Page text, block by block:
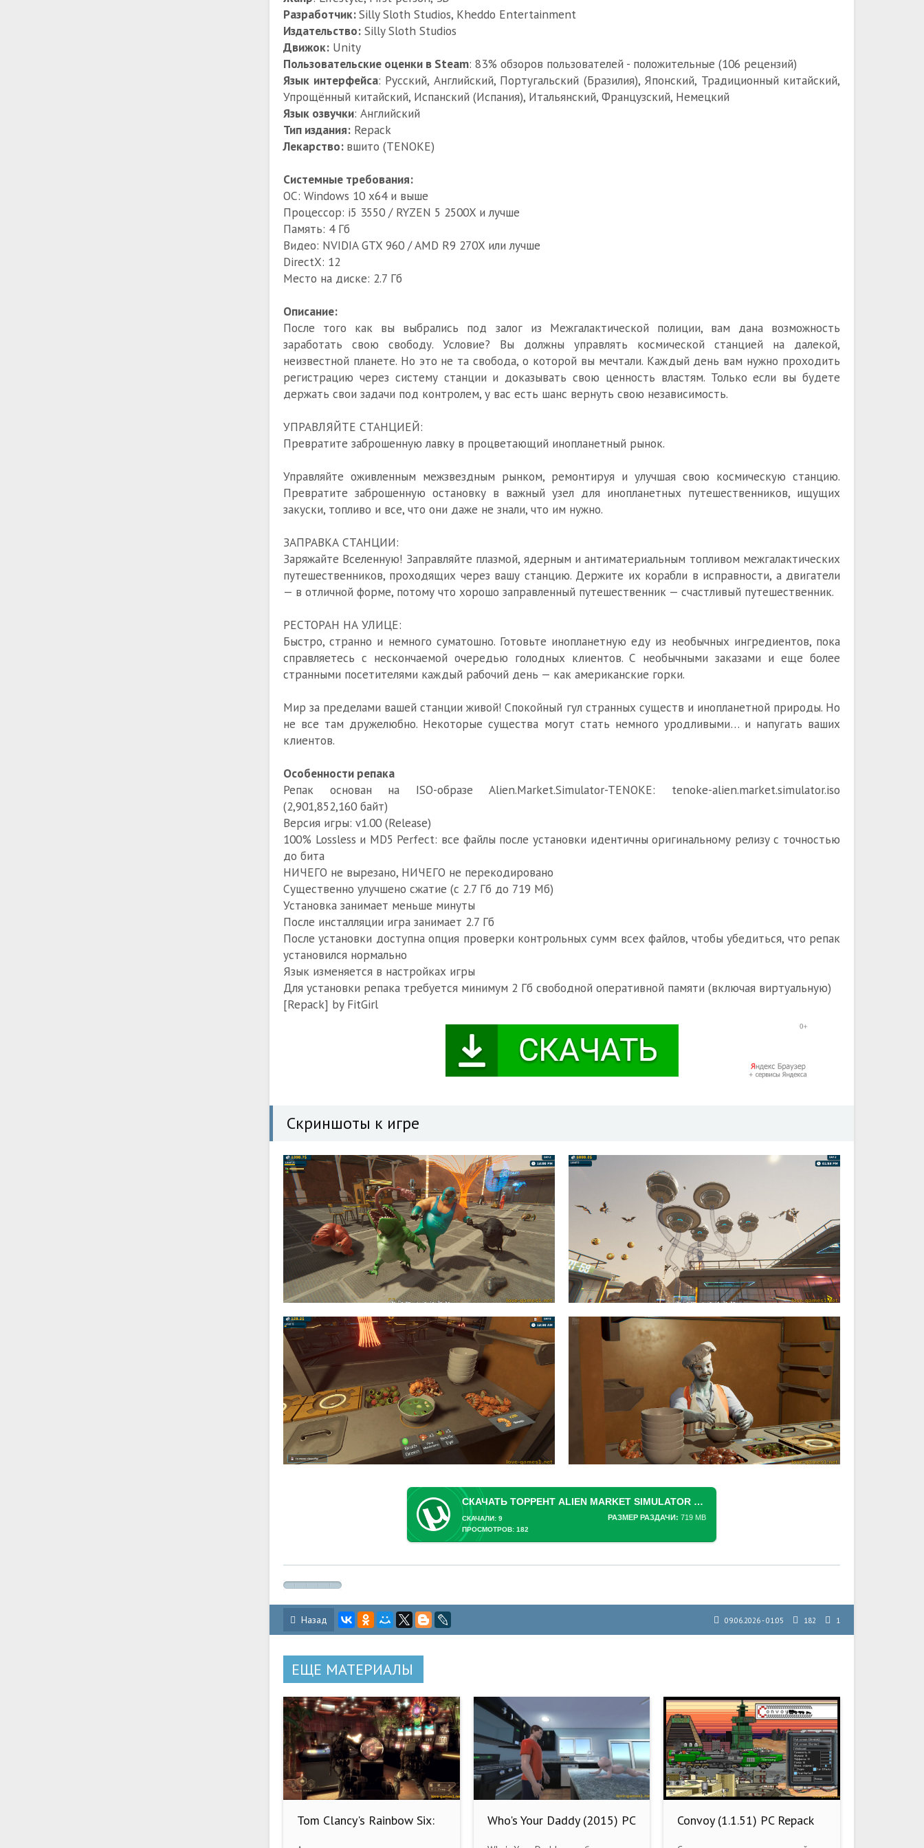
Разработчик:Silly Sloth Studios, Kheddo Entertainment
Издательство: Silly Sloth Studios
Движок: Unity
Пользовательские оценки в Steam: 83% обзоров пользователей - положительные (106 рецензий)
Язык интерфейса: Русский, Английский, Португальский (Бразилия), Японский, Традиционный китайский,
Упрощённый китайский, Испанский (Испания), Итальянский, Французский, Немецкий
Язык озвучки: Английский
Тип издания: Repack
Лекарство: вшито (TENOKE)
Системные требования:
ОС: Windows 10 x64 и выше
Процессор: i5 3550 / RYZEN 5 2500X и лучше
Память: 4 Гб
Видео: NVIDIA GTX 960 / AMD R9 270X или лучше
DirectX: 12
Место на диске: 2.7 Гб
Описание:
После того как вы выбрались под залог из Межгалактической полиции, вам дана возможность
заработать свою свободу. Условие? Вы должны управлять космической станцией на далекой,
неизвестной планете. Но это не та свобода, о которой вы мечтали. Каждый день вам нужно проходить
регистрацию через систему станции и доказывать свою ценность властям. Только если вы будете
держать свои задачи под контролем, у вас есть шанс вернуть свою независимость.
УПРАВЛЯЙТЕ СТАНЦИЕЙ:
Превратите заброшенную лавку в процветающий инопланетный рынок.
Управляйте оживленным межзвездным рынком, ремонтируя и улучшая свою космическую станцию.
Превратите заброшенную остановку в важный узел для инопланетных путешественников, ищущих
закуски, топливо и все, что они даже не знали, что им нужно.
ЗАПРАВКА СТАНЦИИ:
Заряжайте Вселенную! Заправляйте плазмой, ядерным и антиматериальным топливом межгалактических
путешественников, проходящих через вашу станцию. Держите их корабли в исправности, а двигатели
— в отличной форме, потому что хорошо заправленный путешественник — счастливый путешественник.
РЕСТОРАН НА УЛИЦЕ:
Быстро, странно и немного суматошно. Готовьте инопланетную еду из необычных ингредиентов, пока
справляетесь с нескончаемой очередью голодных клиентов. С необычными заказами и еще более
странными посетителями каждый рабочий день — как американские горки.
Мир за пределами вашей станции живой! Спокойный гул странных существ и инопланетной природы. Но
не все там дружелюбно. Некоторые существа могут стать немного уродливыми… и напугать ваших
клиентов.
Особенности репака
Репак основан на ISO-образе Alien.Market.Simulator-TENOKE: tenoke-alien.market.simulator.iso
(2,901,852,160 байт)
Версия игры: v1.00 (Release)
100% Lossless и MD5 Perfect: все файлы после установки идентичны оригинальному релизу с точностью
до бита
НИЧЕГО не вырезано, НИЧЕГО не перекодировано
Существенно улучшено сжатие (с 2.7 Гб до 719 Мб)
Установка занимает меньше минуты
После инсталляции игра занимает 2.7 Гб
После установки доступна опция проверки контрольных сумм всех файлов, чтобы убедиться, что репак
установился нормально
Язык изменяется в настройках игры
Для установки репака требуется минимум 2 Гб свободной оперативной памяти (включая виртуальную)
[Repack] by FitGirl
Скриншоты к игре
СКАЧАТЬ ТОРРЕНТ ALIEN MARKET SIMULATOR (2026) PC [REPACK] (V1.00 (RELEASE))
РАЗМЕР РАЗДАЧИ: 719 MB
СКАЧАЛИ: 9
ПРОСМОТРОВ: 182
Назад 09.06.2026 - 01:05 182 1
ЕЩЕ МАТЕРИАЛЫ
Tom Clancy's Rainbow Six:
Who's Your Daddy (2015) PC
Convoy (1.1.51) PC Repack